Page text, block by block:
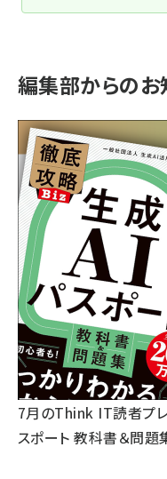
編集部からのお
7月のThink IT読者プ
スポート 教科書＆問題集